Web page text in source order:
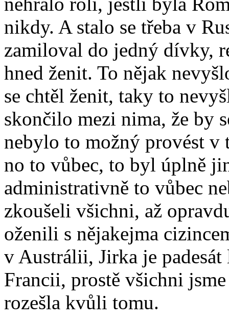
nikdy. A stalo se třeba v
zamiloval do jedný dívky,
hned ženit. To nějak
se chtěl ženit, taky to
skončilo mezi nima, že by
nebylo to možný provést v
no to vůbec, to byl úplně
administrativně to vůbec
zkoušeli všichni, až
oženili s nějakejma
v Austrálii, Jirka je
Francii, prostě všichni
rozešla kvůli tomu.